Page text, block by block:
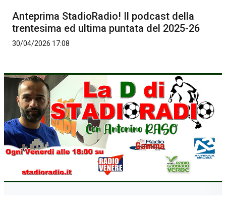
Anteprima StadioRadio! Il podcast della
trentesima ed ultima puntata del 2025-26
30/04/2026 17:08